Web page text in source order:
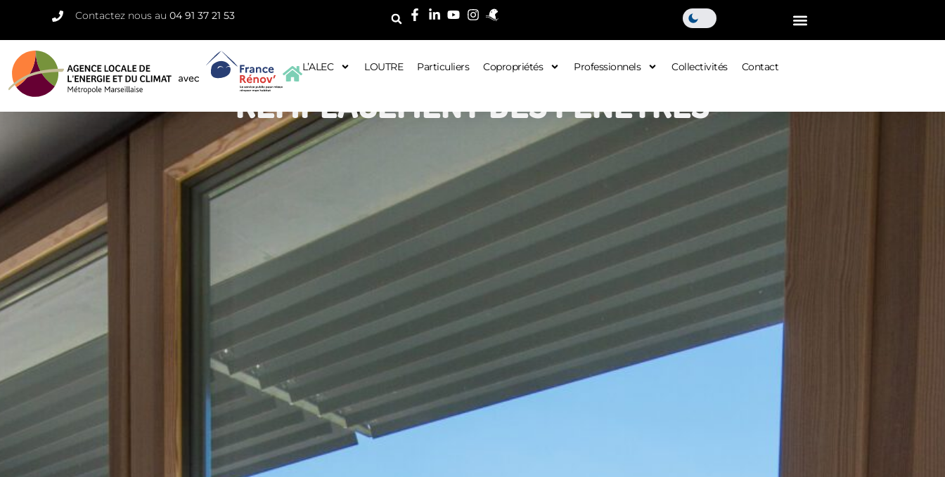
Contactez nous au 04 91 37 21 53
L’ALEC LOUTRE Particuliers Copropriétés Professionnels Collectivités Contact
REMPLACEMENT DES FENÊTRES